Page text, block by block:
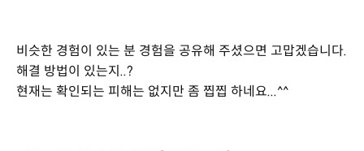
비슷한 경험이 있는 분 경험을 공유해 주셨으면 고맙겠습니다.
해결 방법이 있는지..?
현재는 확인되는 피해는 없지만 좀 찝찝 하네요...^^